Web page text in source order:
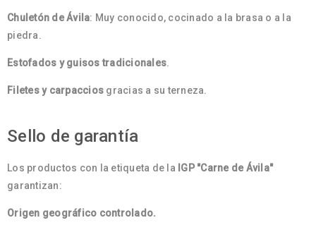
Chuletón de Ávila: Muy conocido, cocinado a la brasa o a la
piedra.
Estofados y guisos tradicionales.
Filetes y carpaccios gracias a su terneza.
Sello de garantía
Los productos con la etiqueta de la IGP "Carne de Ávila"
garantizan:
Origen geográfico controlado.